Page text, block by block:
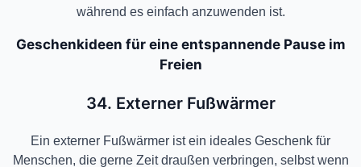
während es einfach anzuwenden ist.
Geschenkideen für eine entspannende Pause im
Freien
34. Externer Fußwärmer
Ein externer Fußwärmer ist ein ideales Geschenk für
Menschen, die gerne Zeit draußen verbringen, selbst wenn